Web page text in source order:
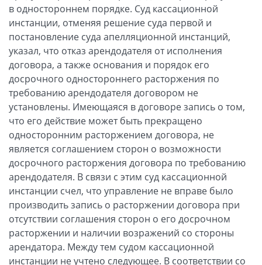
в одностороннем порядке. Суд кассационной
инстанции, отменяя решение суда первой и
постановление суда апелляционной инстанций,
указал, что отказ арендодателя от исполнения
договора, а также основания и порядок его
досрочного одностороннего расторжения по
требованию арендодателя договором не
установлены. Имеющаяся в договоре запись о том,
что его действие может быть прекращено
односторонним расторжением договора, не
является соглашением сторон о возможности
досрочного расторжения договора по требованию
арендодателя. В связи с этим суд кассационной
инстанции счел, что управление не вправе было
производить запись о расторжении договора при
отсутствии соглашения сторон о его досрочном
расторжении и наличии возражений со стороны
арендатора. Между тем судом кассационной
инстанции не учтено следующее. В соответствии со